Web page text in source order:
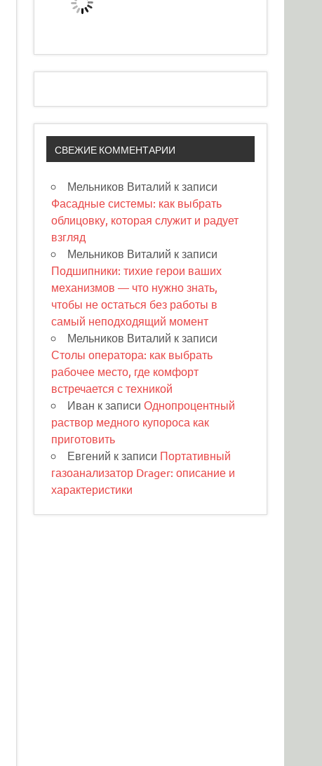
СВЕЖИЕ КОММЕНТАРИИ
Мельников Виталий к записи
Фасадные системы: как выбрать
облицовку, которая служит и радует
взгляд
Мельников Виталий к записи
Подшипники: тихие герои ваших
механизмов — что нужно знать,
чтобы не остаться без работы в
самый неподходящий момент
Мельников Виталий к записи
Столы оператора: как выбрать
рабочее место, где комфорт
встречается с техникой
Иван к записиОднопроцентный
раствор медного купороса как
приготовить
Евгений к записи Портативный
газоанализатор Drager: описание и
характеристики